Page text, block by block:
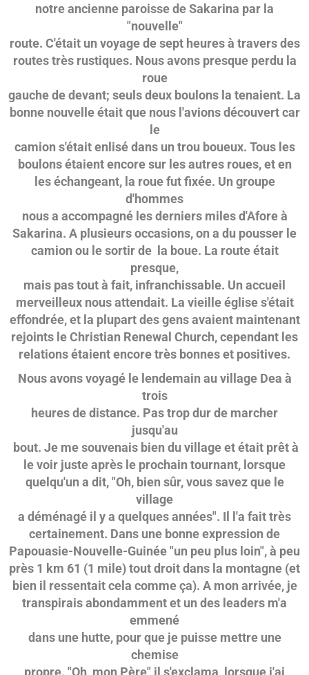
notre ancienne paroisse de Sakarina par la
"nouvelle"
route. C'était un voyage de sept heures à travers des
routes très rustiques. Nous avons presque perdu la
roue
gauche de devant; seuls deux boulons la tenaient. La
bonne nouvelle était que nous l'avions découvert car
le
camion s'était enlisé dans un trou boueux. Tous les
boulons étaient encore sur les autres roues, et en
les échangeant, la roue fut fixée. Un groupe
d'hommes
nous a accompagné les derniers miles d'Afore à
Sakarina. A plusieurs occasions, on a du pousser le
camion ou le sortir de la boue. La route était
presque,
mais pas tout à fait, infranchissable. Un accueil
merveilleux nous attendait. La vieille église s'était
effondrée, et la plupart des gens avaient maintenant
rejoints le Christian Renewal Church, cependant les
relations étaient encore très bonnes et positives.
Nous avons voyagé le lendemain au village Dea à
trois
heures de distance. Pas trop dur de marcher
jusqu'au
bout. Je me souvenais bien du village et était prêt à
le voir juste après le prochain tournant, lorsque
quelqu'un a dit, "Oh, bien sûr, vous savez que le
village
a déménagé il y a quelques années". Il l'a fait très
certainement. Dans une bonne expression de
Papouasie-Nouvelle-Guinée "un peu plus loin", à peu
près 1 km 61 (1 mile) tout droit dans la montagne (et
bien il ressentait cela comme ça). A mon arrivée, je
transpirais abondamment et un des leaders m'a
emmené
dans une hutte, pour que je puisse mettre une
chemise
propre. "Oh, mon Père" il s'exclama, lorsque j'ai